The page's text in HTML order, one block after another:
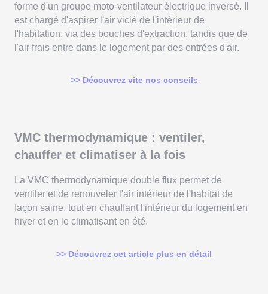
forme d'un groupe moto-ventilateur électrique inversé. Il
est chargé d'aspirer l'air vicié de l'intérieur de
l'habitation, via des bouches d'extraction, tandis que de
l'air frais entre dans le logement par des entrées d'air.
>> Découvrez vite nos conseils
VMC thermodynamique : ventiler,
chauffer et climatiser à la fois
La VMC thermodynamique double flux permet de
ventiler et de renouveler l'air intérieur de l'habitat de
façon saine, tout en chauffant l'intérieur du logement en
hiver et en le climatisant en été.
>> Découvrez cet article plus en détail